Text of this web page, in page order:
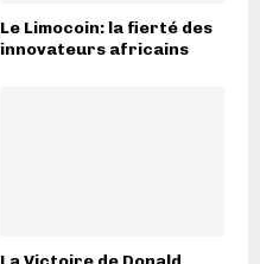
Le Limocoin: la fierté des
innovateurs africains